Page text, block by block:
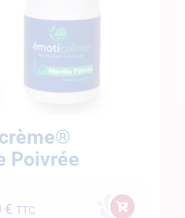
Poivrée
€ TTC